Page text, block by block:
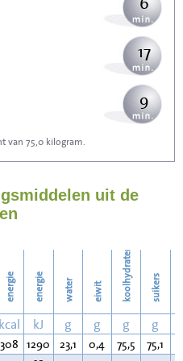
17
9
29
34
van 75,0 kilogram.
uit de
energie energie water eiwit koolhydraten suikers
kcal kJ g g g g
308 1290 23,1 0,4 75,5 75,1